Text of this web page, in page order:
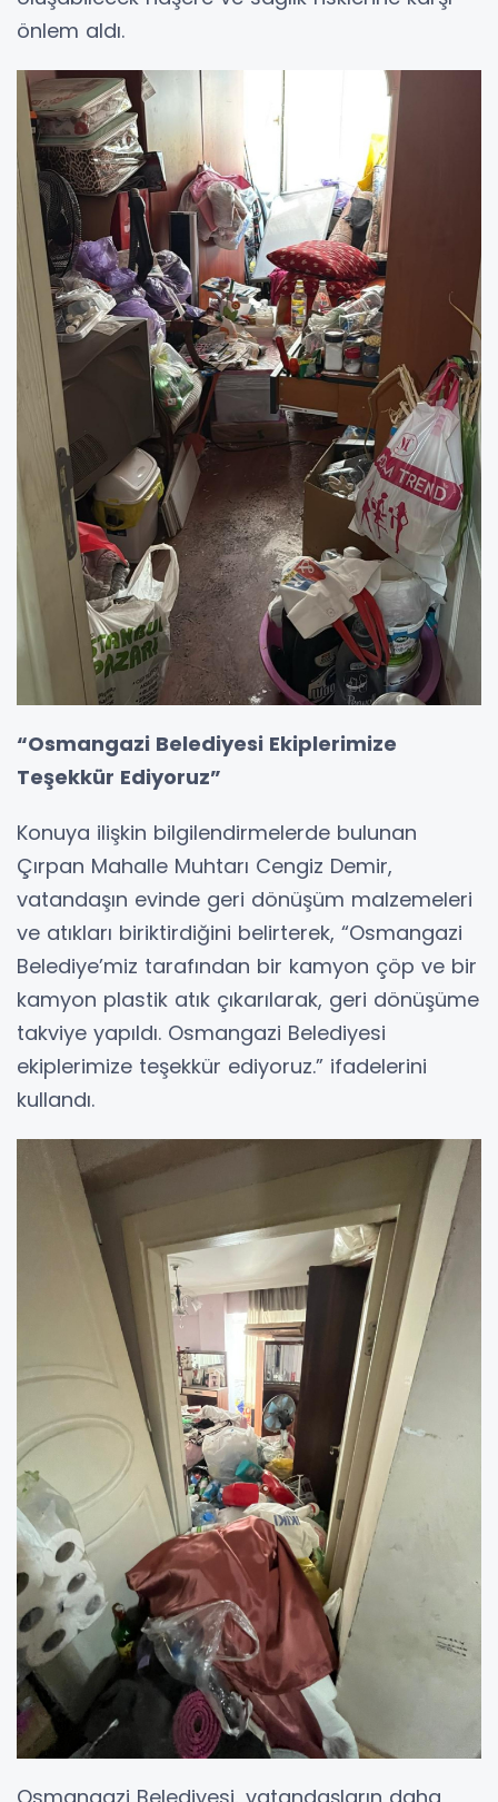
önlem aldı.
“Osmangazi Belediyesi Ekiplerimize
Teşekkür Ediyoruz”
Konuya ilişkin bilgilendirmelerde bulunan
Çırpan Mahalle Muhtarı Cengiz Demir,
vatandaşın evinde geri dönüşüm malzemeleri
ve atıkları biriktirdiğini belirterek, “Osmangazi
Belediye’miz tarafından bir kamyon çöp ve bir
kamyon plastik atık çıkarılarak, geri dönüşüme
takviye yapıldı. Osmangazi Belediyesi
ekiplerimize teşekkür ediyoruz.” ifadelerini
kullandı.